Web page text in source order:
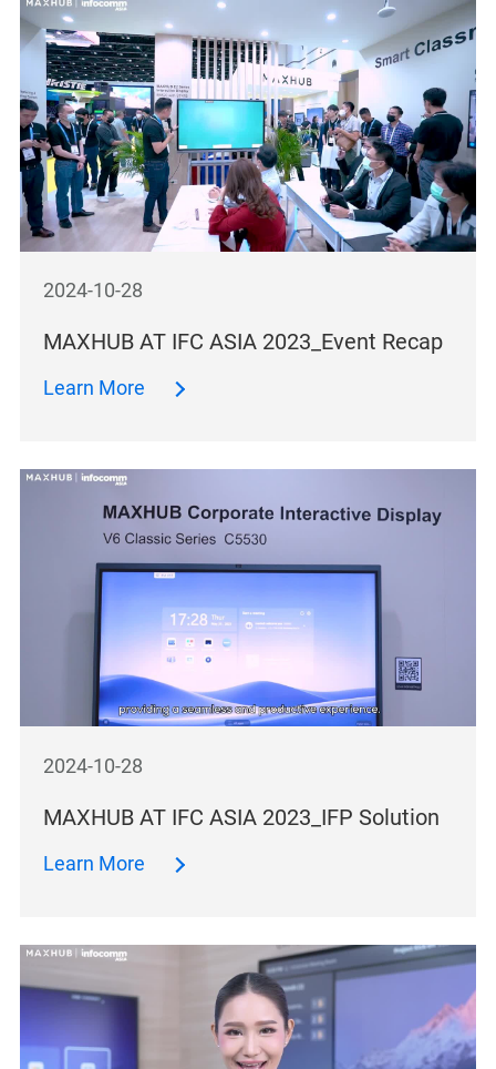
2024-10-28
MAXHUB AT IFC ASIA 2023_Event Recap
Learn More
2024-10-28
MAXHUB AT IFC ASIA 2023_IFP Solution
Learn More